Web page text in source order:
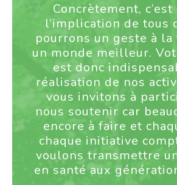
Concrètement, c’est
l’implication de tous
pourrons un geste à la
un monde meilleur.
est donc
réalisation de nos
vous invitons à
nous soutenir car
encore à faire et
chaque initiative
voulons transmettre
en santé aux